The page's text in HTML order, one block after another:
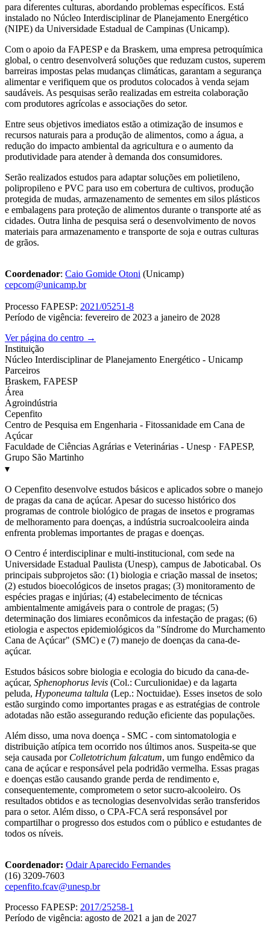
para diferentes culturas, abordando problemas específicos. Está
instalado no Núcleo Interdisciplinar de Planejamento Energético
(NIPE) da Universidade Estadual de Campinas (Unicamp).
Com o apoio da FAPESP e da Braskem, uma empresa petroquímica
global, o centro desenvolverá soluções que reduzam custos, superem
barreiras impostas pelas mudanças climáticas, garantam a segurança
alimentar e verifiquem que os produtos colocados à venda sejam
saudáveis. As pesquisas serão realizadas em estreita colaboração
com produtores agrícolas e associações do setor.
Entre seus objetivos imediatos estão a otimização de insumos e
recursos naturais para a produção de alimentos, como a água, a
redução do impacto ambiental da agricultura e o aumento da
produtividade para atender à demanda dos consumidores.
Serão realizados estudos para adaptar soluções em polietileno,
polipropileno e PVC para uso em cobertura de cultivos, produção
protegida de mudas, armazenamento de sementes em silos plásticos
e embalagens para proteção de alimentos durante o transporte até as
cidades. Outra linha de pesquisa será o desenvolvimento de novos
materiais para armazenamento e transporte de soja e outras culturas
de grãos.
Coordenador: Caio Gomide Otoni (Unicamp)
cepcom@unicamp.br
Processo FAPESP: 2021/05251-8
Período de vigência: fevereiro de 2023 a janeiro de 2028
Ver página do centro →
Instituição
Núcleo Interdisciplinar de Planejamento Energético - Unicamp
Parceiros
Braskem, FAPESP
Área
Agroindústria
Cepenfito
Centro de Pesquisa em Engenharia - Fitossanidade em Cana de
Açúcar
Faculdade de Ciências Agrárias e Veterinárias - Unesp · FAPESP,
Grupo São Martinho
▾
O Cepenfito desenvolve estudos básicos e aplicados sobre o manejo
de pragas da cana de açúcar. Apesar do sucesso histórico dos
programas de controle biológico de pragas de insetos e programas
de melhoramento para doenças, a indústria sucroalcooleira ainda
enfrenta problemas importantes de pragas e doenças.
O Centro é interdisciplinar e multi-institucional, com sede na
Universidade Estadual Paulista (Unesp), campus de Jaboticabal. Os
principais subprojetos são: (1) biologia e criação massal de insetos;
(2) estudos bioecológicos de insetos pragas; (3) monitoramento de
espécies pragas e injúrias; (4) estabelecimento de técnicas
ambientalmente amigáveis para o controle de pragas; (5)
determinação dos limiares econômicos da infestação de pragas; (6)
etiologia e aspectos epidemiológicos da "Síndrome do Murchamento
Cana de Açúcar" (SMC) e (7) manejo de doenças da cana-de-
açúcar.
Estudos básicos sobre biologia e ecologia do bicudo da cana-de-
açúcar, Sphenophorus levis (Col.: Curculionidae) e da lagarta
peluda, Hyponeuma taltula (Lep.: Noctuidae). Esses insetos de solo
estão surgindo como importantes pragas e as estratégias de controle
adotadas não estão assegurando redução eficiente das populações.
Além disso, uma nova doença - SMC - com sintomatologia e
distribuição atípica tem ocorrido nos últimos anos. Suspeita-se que
seja causada porColletotrichum falcatum, um fungo endêmico da
cana de açúcar e responsável pela podridão vermelha. Essas pragas
e doenças estão causando grande perda de rendimento e,
consequentemente, comprometem o setor sucro-alcooleiro. Os
resultados obtidos e as tecnologias desenvolvidas serão transferidos
para o setor. Além disso, o CPA-FCA será responsável por
compartilhar o progresso dos estudos com o público e estudantes de
todos os níveis.
Coordenador: Odair Aparecido Fernandes
(16) 3209-7603
cepenfito.fcav@unesp.br
Processo FAPESP: 2017/25258-1
Período de vigência: agosto de 2021 a jan de 2027